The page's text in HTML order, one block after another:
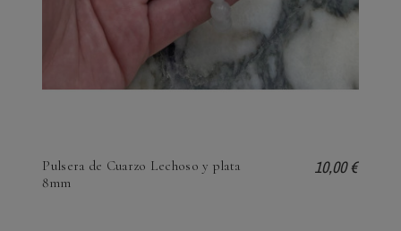
Pulsera de Cuarzo Lechoso y plata
8mm
10,00 €